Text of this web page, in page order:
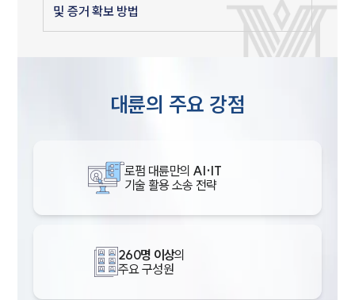
및 증거 확보 방법
대륜의 주요 강점
로펌 대륜만의 AI·IT
기술 활용 소송 전략
260명 이상의
주요 구성원